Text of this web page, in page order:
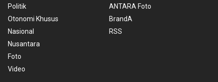
Politik
Otonomi Khusus
Nasional
Nusantara
Foto
Video
ANTARA Foto
BrandA
RSS